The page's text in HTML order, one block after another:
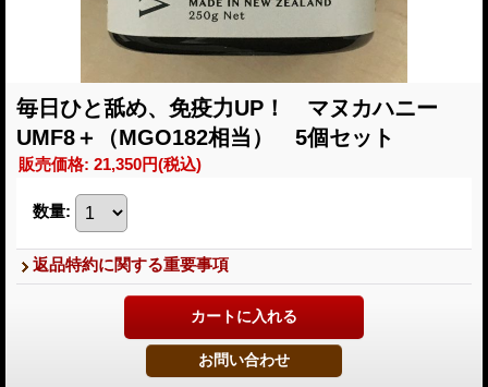
毎日ひと舐め、免疫力UP！ マヌカハニー
UMF8＋（MGO182相当） 5個セット
販売価格: 21,350円(税込)
数量:
返品特約に関する重要事項